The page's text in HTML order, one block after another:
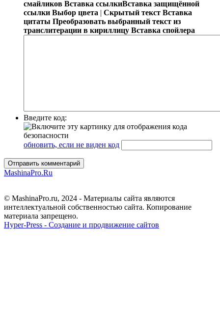
смайликов Вставка ссылкиВставка защищённой
ссылки Выбор цвета | Скрытый текст Вставка
цитаты Преобразовать выбранный текст из
транслитерации в кириллицу Вставка спойлера
Введите код:
обновить, если не виден код
Отправить комментарий
MashinaPro.Ru
© MashinaPro.ru, 2024 - Материалы сайта являются
интеллектуальной собственностью сайта. Копирование
материала запрещено.
Hyper-Press - Создание и продвижение сайтов